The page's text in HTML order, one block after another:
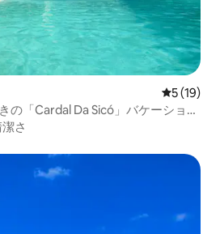
レビュー
5 (19)
の「Cardal Da Sicó」バケーション
さ
です。